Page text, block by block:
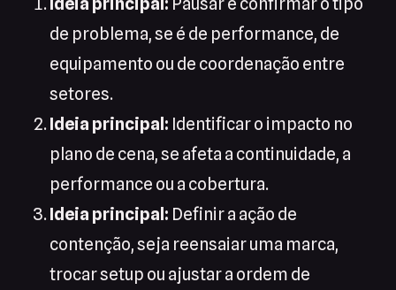
de problema, se é de performance, de
equipamento ou de coordenação entre
setores.
Ideia principal: Identificar o impacto no
plano de cena, se afeta a continuidade, a
performance ou a cobertura.
Ideia principal: Definir a ação de
contenção, seja reensaiar uma marca,
trocar setup ou ajustar a ordem de